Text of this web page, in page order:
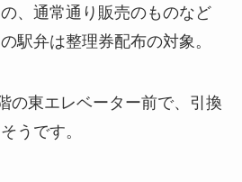
、通常通り販売のものなど
駅弁は整理券配布の対象。
の東エレベーター前で、引換
うです。